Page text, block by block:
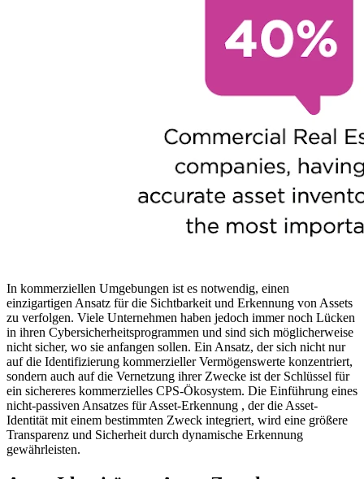
In kommerziellen Umgebungen ist es notwendig, einen
einzigartigen Ansatz für die Sichtbarkeit und Erkennung von Assets
zu verfolgen. Viele Unternehmen haben jedoch immer noch Lücken
in ihren Cybersicherheitsprogrammen und sind sich möglicherweise
nicht sicher, wo sie anfangen sollen. Ein Ansatz, der sich nicht nur
auf die Identifizierung kommerzieller Vermögenswerte konzentriert,
sondern auch auf die Vernetzung ihrer Zwecke ist der Schlüssel für
ein sichereres kommerzielles CPS-Ökosystem. Die Einführung eines
nicht-passiven Ansatzes für Asset-Erkennung , der die Asset-
Identität mit einem bestimmten Zweck integriert, wird eine größere
Transparenz und Sicherheit durch dynamische Erkennung
gewährleisten.